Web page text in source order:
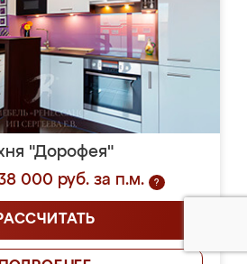
"Дорофея"
000 руб. за п.м.
?